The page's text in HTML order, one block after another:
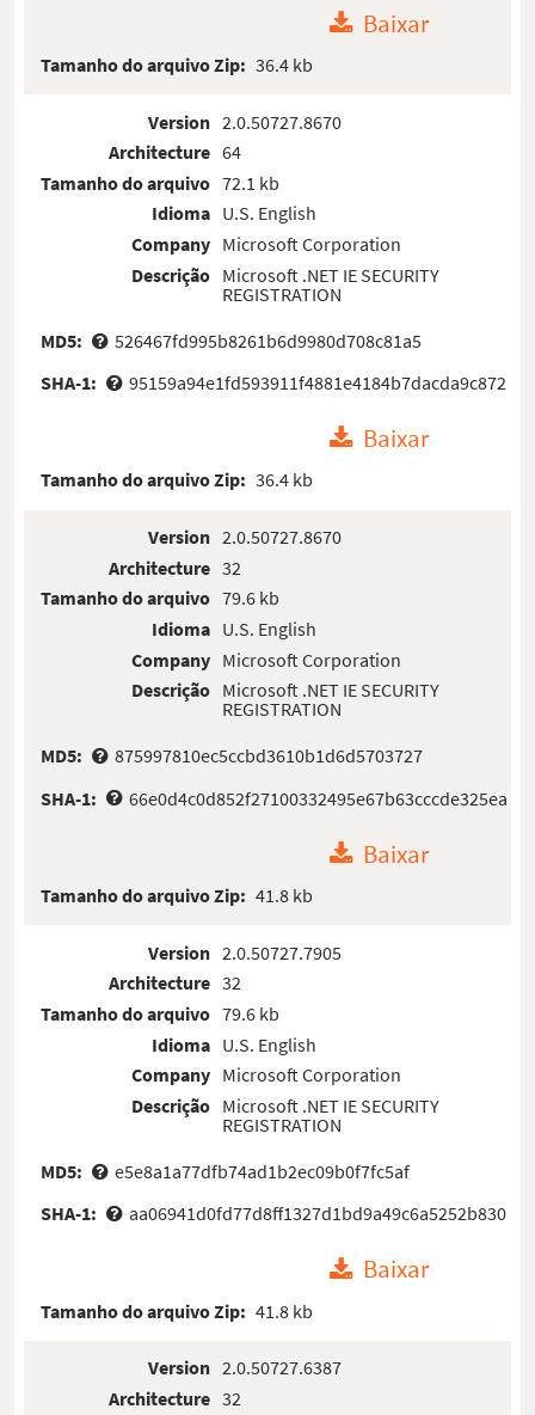
Baixar
Tamanho do arquivo Zip: 36.4 kb
Version
Architecture
Tamanho do arquivo
Idioma
Company
Descrição
2.0.50727.8670
64
72.1 kb
U.S. English
Microsoft Corporation
Microsoft .NET IE SECURITY
REGISTRATION
MD5:
526467fd995b8261b6d9980d708c81a5
SHA-1:
95159a94e1fd593911f4881e4184b7dacda9c872
Baixar
Tamanho do arquivo Zip: 36.4 kb
Version
Architecture
Tamanho do arquivo
Idioma
Company
Descrição
2.0.50727.8670
32
79.6 kb
U.S. English
Microsoft Corporation
Microsoft .NET IE SECURITY
REGISTRATION
MD5:
875997810ec5ccbd3610b1d6d5703727
SHA-1:
66e0d4c0d852f27100332495e67b63cccde325ea
Baixar
Tamanho do arquivo Zip: 41.8 kb
Version
Architecture
Tamanho do arquivo
Idioma
Company
Descrição
2.0.50727.7905
32
79.6 kb
U.S. English
Microsoft Corporation
Microsoft .NET IE SECURITY
REGISTRATION
MD5:
e5e8a1a77dfb74ad1b2ec09b0f7fc5af
SHA-1:
aa06941d0fd77d8ff1327d1bd9a49c6a5252b830
Baixar
Tamanho do arquivo Zip: 41.8 kb
Version
Architecture
2.0.50727.6387
32